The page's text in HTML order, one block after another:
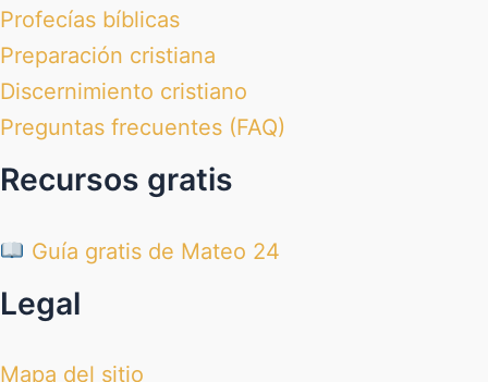
Profecías bíblicas
Preparación cristiana
Discernimiento cristiano
Preguntas frecuentes (FAQ)
Recursos gratis
Guía gratis de Mateo 24
Legal
Mapa del sitio